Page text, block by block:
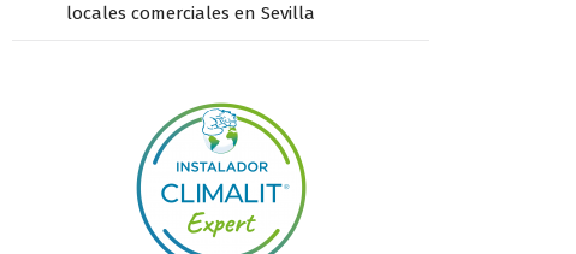
locales comerciales en Sevilla